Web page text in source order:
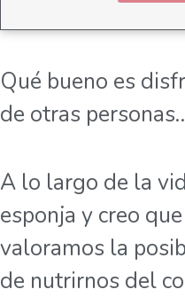
Qué bueno es
de otras
A lo largo de la
esponja y creo
valoramos la
de nutrirnos del